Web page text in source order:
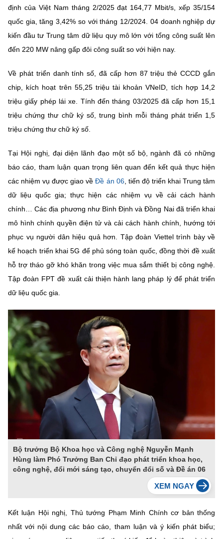
định của Việt Nam tháng 2/2025 đạt 164,77 Mbit/s, xếp 35/154
quốc gia, tăng 3,42% so với tháng 12/2024. 04 doanh nghiệp dự
kiến đầu tư Trung tâm dữ liệu quy mô lớn với tổng công suất lên
đến 220 MW nâng gấp đôi công suất so với hiện nay.
Về phát triển danh tính số, đã cấp hơn 87 triệu thẻ CCCD gắn
chip, kích hoạt trên 55,25 triệu tài khoản VNeID, tích hợp 14,2
triệu giấy phép lái xe. Tính đến tháng 03/2025 đã cấp hơn 15,1
triệu chứng thư chữ ký số, trung bình mỗi tháng phát triển 1,5
triệu chứng thư chữ ký số.
Tại Hội nghị, đại diện lãnh đạo một số bộ, ngành đã có những
báo cáo, tham luận quan trọng liên quan đến kết quả thực hiện
các nhiệm vụ được giao vềĐề án 06, tiến độ triển khai Trung tâm
dữ liệu quốc gia; thực hiện các nhiệm vụ về cải cách hành
chính… Các địa phương như Bình Định và Đồng Nai đã triển khai
mô hình chính quyền điện tử và cải cách hành chính, hướng tới
phục vụ người dân hiệu quả hơn. Tập đoàn Viettel trình bày về
kế hoạch triển khai 5G để phủ sóng toàn quốc, đồng thời đề xuất
hỗ trợ tháo gỡ khó khăn trong việc mua sắm thiết bị công nghệ.
Tập đoàn FPT đề xuất cải thiện hành lang pháp lý để phát triển
dữ liệu quốc gia.
Bộ trưởng Bộ Khoa học và Công nghệ Nguyễn Mạnh
Hùng làm Phó Trưởng Ban Chỉ đạo phát triển khoa học,
công nghệ, đổi mới sáng tạo, chuyển đổi số và Đề án 06
Kết luận Hội nghị, Thủ tướng Phạm Minh Chính cơ bản thống
nhất với nội dung các báo cáo, tham luận và ý kiến phát biểu;